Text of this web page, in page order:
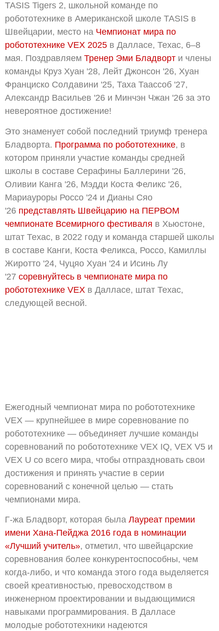
TASIS Tigers 2, школьной команде по
робототехнике в Американской школе TASIS в
Швейцарии, место на Чемпионат мира по
робототехнике VEX 2025 в Далласе, Техас, 6–8
мая. Поздравляем Тренер Эми Бладворт и члены
команды Круз Хуан '28, Лейт Джонсон '26, Хуан
Франциско Солдавини '25, Таха Таассоб '27,
Александр Васильев '26 и Минчэн Чжан '26 за это
невероятное достижение!
Это знаменует собой последний триумф тренера
Бладворта. Программа по робототехнике, в
котором приняли участие команды средней
школы в составе Серафины Баллерини '26,
Оливии Канга '26, Мэдди Коста Феликс '26,
Мариауроры Россо '24 и Дианы Сяо
'26 представлять Швейцарию на ПЕРВОМ
чемпионате Всемирного фестиваля в Хьюстоне,
штат Техас, в 2022 году и команда старшей школы
в составе Канги, Коста Феликса, Россо, Камиллы
Жиротто '24, Чуцяо Хуан '24 и Исинь Лу
'27 соревнуйтесь в чемпионате мира по
робототехнике VEX в Далласе, штат Техас,
следующей весной.
Ежегодный чемпионат мира по робототехнике
VEX — крупнейшее в мире соревнование по
робототехнике — объединяет лучшие команды
соревнований по робототехнике VEX IQ, VEX V5 и
VEX U со всего мира, чтобы отпраздновать свои
достижения и принять участие в серии
соревнований с конечной целью — стать
чемпионами мира.
Г-жа Бладворт, которая была Лауреат премии
имени Хана-Пейджа 2016 года в номинации
«Лучший учитель», отметил, что швейцарские
соревнования более конкурентоспособны, чем
когда-либо, и что команда этого года выделяется
своей креативностью, превосходством в
инженерном проектировании и выдающимися
навыками программирования. В Далласе
молодые робототехники надеются